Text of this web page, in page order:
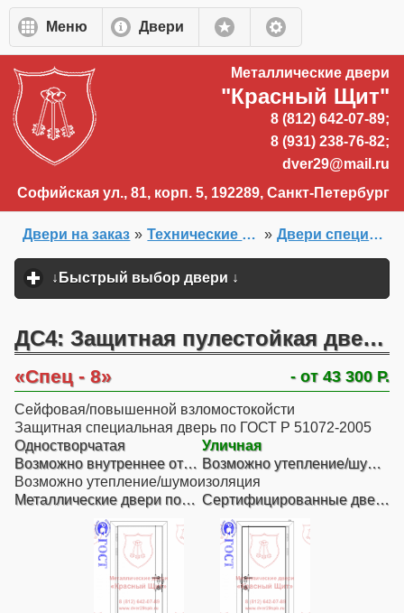
Перейти к основному содержанию
Меню
Двери
Металлические двери
"Красный Щит"
8 (812) 642-07-89;
8 (931) 238-76-82;
dver29@mail.ru
Софийская ул., 81, корп. 5, 192289, Санкт-Петербург
Двери специального назначения
»
Технические двери, белые двери и двери внутреннего открывания
»
Двери на заказ
↓Быстрый выбор двери ↓
ДС4: Защитная пулестойкая дверь класса II по ГОСТ Р 51072-2005
Спец - 8 - от 43 300 Р.
Сейфовая/повышенной взломостокойсти
Защитная специальная дверь по ГОСТ Р 51072-2005
Одностворчатая
Уличная
Возможно внутреннее открывание
Возможно утепление/шумоизоляция
Возможно утепление/шумоизоляция
Металлические двери повышенной взломостойкости
Сертифицированные двери ГОСТ